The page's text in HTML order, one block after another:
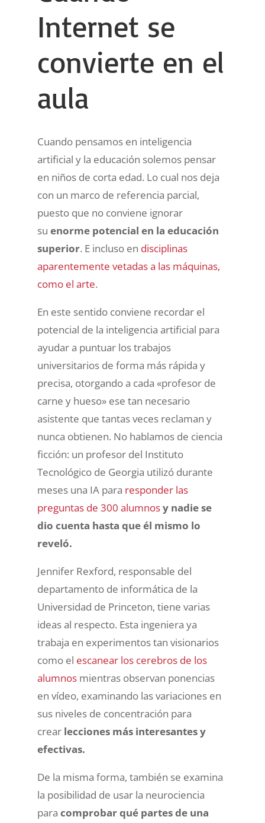
Internet se
convierte en el
aula
Cuando pensamos en inteligencia
artificial y la educación solemos pensar
en niños de corta edad. Lo cual nos deja
con un marco de referencia parcial,
puesto que no conviene ignorar
su enorme potencial en la educación
superior. E incluso en disciplinas
aparentemente vetadas a las máquinas,
como el arte.
En este sentido conviene recordar el
potencial de la inteligencia artificial para
ayudar a puntuar los trabajos
universitarios de forma más rápida y
precisa, otorgando a cada «profesor de
carne y hueso» ese tan necesario
asistente que tantas veces reclaman y
nunca obtienen. No hablamos de ciencia
ficción: un profesor del Instituto
Tecnológico de Georgia utilizó durante
meses una IA para responder las
preguntas de 300 alumnosy nadie se
dio cuenta hasta que él mismo lo
reveló.
Jennifer Rexford, responsable del
departamento de informática de la
Universidad de Princeton, tiene varias
ideas al respecto. Esta ingeniera ya
trabaja en experimentos tan visionarios
como el escanear los cerebros de los
alumnosmientras observan ponencias
en vídeo, examinando las variaciones en
sus niveles de concentración para
crear lecciones más interesantes y
efectivas.
De la misma forma, también se examina
la posibilidad de usar la neurociencia
para comprobar qué partes de una